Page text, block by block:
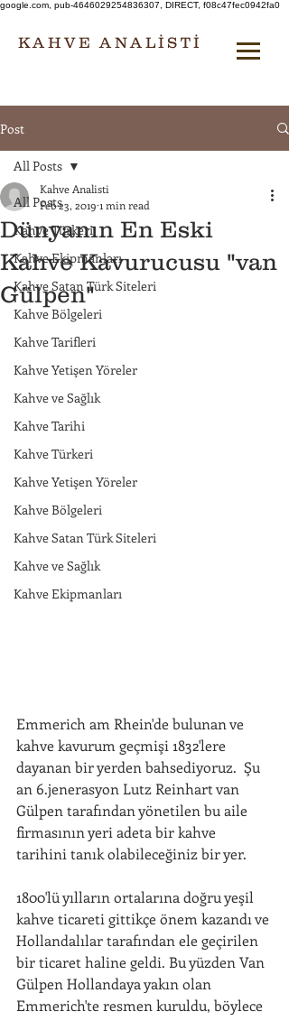
google.com, pub-4646029254836307, DIRECT, f08c47fec0942fa0
KAHVE ANALİSTİ
Post
All Posts
Kahve Türkeri
Kahve Ekipmanları
Kahve Satan Türk Siteleri
Kahve Bölgeleri
Kahve Tarifleri
Kahve Yetişen Yöreler
Kahve ve Sağlık
Kahve Tarihi
Kahve Türkeri
Kahve Yetişen Yöreler
Kahve Bölgeleri
Kahve Satan Türk Siteleri
Kahve ve Sağlık
Kahve Ekipmanları
All Posts
Dünyanın En Eski
Kahve Kavurucusu "van
Gülpen"
Kahve Analisti
Feb 23, 2019 1 min read
Emmerich am Rhein'de bulunan ve
kahve kavurum geçmişi 1832'lere
dayanan bir yerden bahsediyoruz.  Şu
an 6.jenerasyon Lutz Reinhart van
Gülpen tarafından yönetilen bu aile
firmasının yeri adeta bir kahve
tarihini tanık olabileceğiniz bir yer.
1800'lü yılların ortalarına doğru yeşil
kahve ticareti gittikçe önem kazandı ve
Hollandalılar tarafından ele geçirilen
bir ticaret haline geldi. Bu yüzden Van
Gülpen Hollandaya yakın olan
Emmerich'te resmen kuruldu, böylece